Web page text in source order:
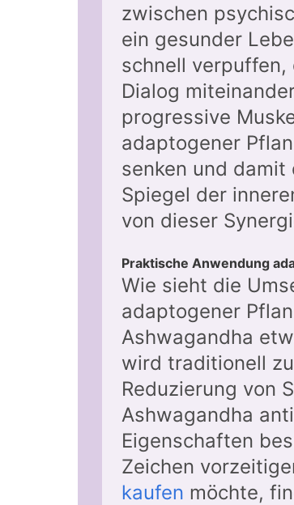
zwischen
ein gesunder
schnell verpuffen,
Dialog
progressive
adaptogener
senken und
Spiegel der
von dieser
Praktische Anwendung
Wie sieht die
adaptogener
Ashwagandha
wird traditionell
Reduzierung von
Ashwagandha
Eigenschaften
Zeichen
kaufen möchte,